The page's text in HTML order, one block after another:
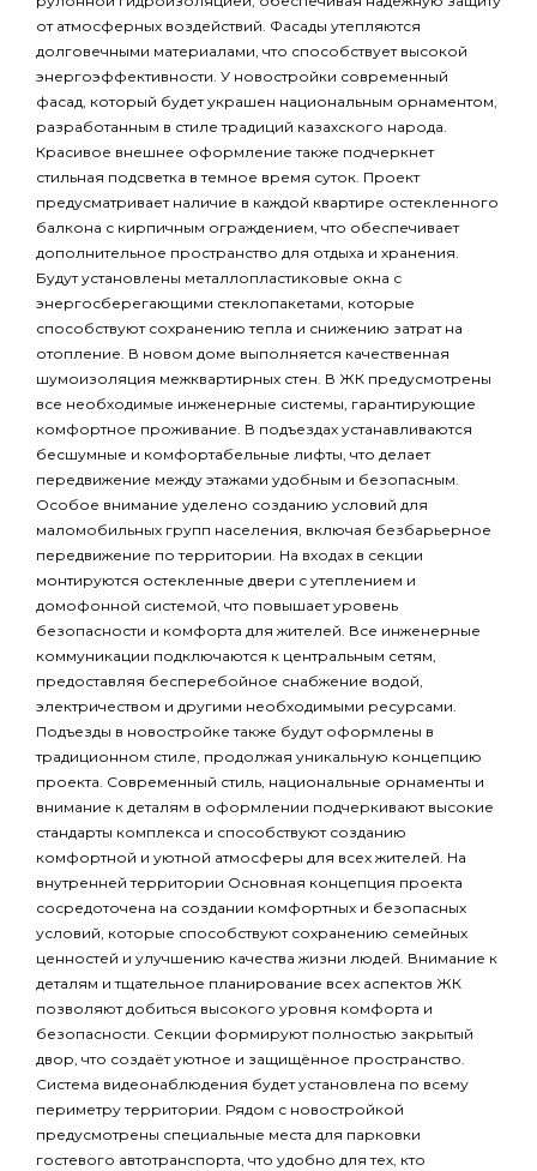
от атмосферных воздействий. Фасады утепляются
долговечными материалами, что способствует высокой
энергоэффективности. У новостройки современный
фасад, который будет украшен национальным орнаментом,
разработанным в стиле традиций казахского народа.
Красивое внешнее оформление также подчеркнет
стильная подсветка в темное время суток. Проект
предусматривает наличие в каждой квартире остекленного
балкона с кирпичным ограждением, что обеспечивает
дополнительное пространство для отдыха и хранения.
Будут установлены металлопластиковые окна с
энергосберегающими стеклопакетами, которые
способствуют сохранению тепла и снижению затрат на
отопление. В новом доме выполняется качественная
шумоизоляция межквартирных стен. В ЖК предусмотрены
все необходимые инженерные системы, гарантирующие
комфортное проживание. В подъездах устанавливаются
бесшумные и комфортабельные лифты, что делает
передвижение между этажами удобным и безопасным.
Особое внимание уделено созданию условий для
маломобильных групп населения, включая безбарьерное
передвижение по территории. На входах в секции
монтируются остекленные двери с утеплением и
домофонной системой, что повышает уровень
безопасности и комфорта для жителей. Все инженерные
коммуникации подключаются к центральным сетям,
предоставляя бесперебойное снабжение водой,
электричеством и другими необходимыми ресурсами.
Подъезды в новостройке также будут оформлены в
традиционном стиле, продолжая уникальную концепцию
проекта. Современный стиль, национальные орнаменты и
внимание к деталям в оформлении подчеркивают высокие
стандарты комплекса и способствуют созданию
комфортной и уютной атмосферы для всех жителей. На
внутренней территории Основная концепция проекта
сосредоточена на создании комфортных и безопасных
условий, которые способствуют сохранению семейных
ценностей и улучшению качества жизни людей. Внимание к
деталям и тщательное планирование всех аспектов ЖК
позволяют добиться высокого уровня комфорта и
безопасности. Секции формируют полностью закрытый
двор, что создаёт уютное и защищённое пространство.
Система видеонаблюдения будет установлена по всему
периметру территории. Рядом с новостройкой
предусмотрены специальные места для парковки
гостевого автотранспорта, что удобно для тех, кто